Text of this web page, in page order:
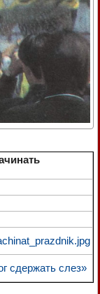
сдержать слез»